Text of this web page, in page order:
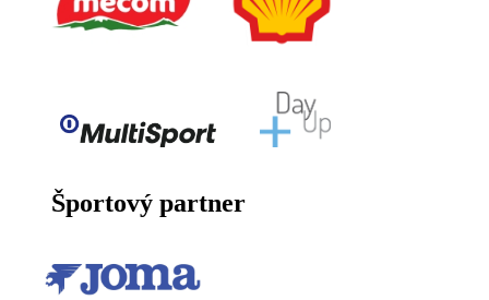
Športový partner